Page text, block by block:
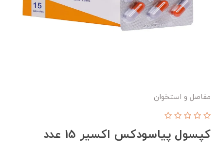
مفاصل و استخوان
کپسول پیاسودکس اکسیر 15 عدد